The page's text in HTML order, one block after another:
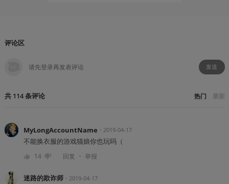
评论区
发送
共 114条评论 热门 最新
MyLongAccountName ・ 2019-04-17
不能换衣服的游戏猫娘你也玩吗（
14 回复 ・ 举报
迷路的欺诈师・ 2019-04-17